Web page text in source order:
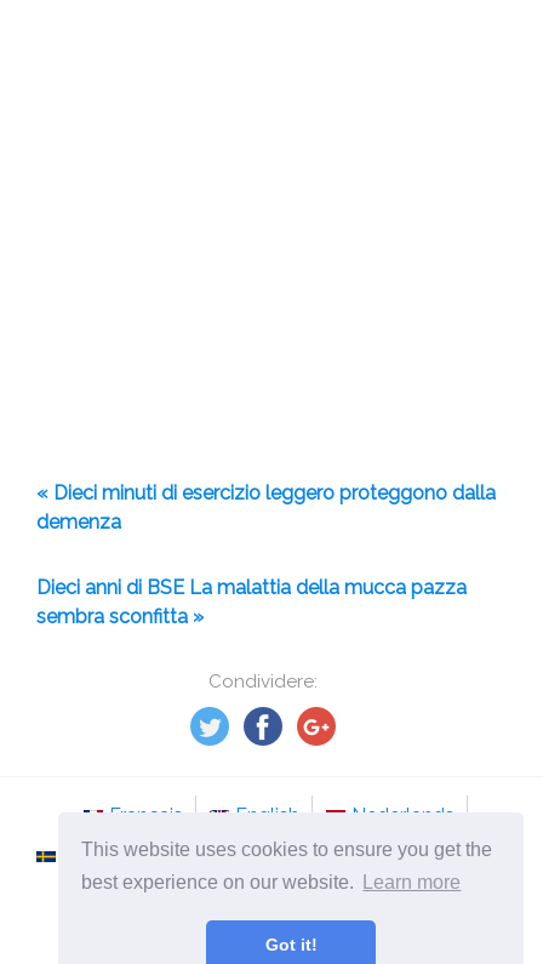
This website uses cookies to ensure you get the
best experience on our website.
Learn more
Got it!
Condividere:
« Dieci minuti di esercizio leggero proteggono dalla
demenza
Dieci anni di BSE La malattia della mucca pazza
sembra sconfitta »
Français English
Nederlands
Svenska
Norsk Italiano
Português
it.tso-stockholm.com